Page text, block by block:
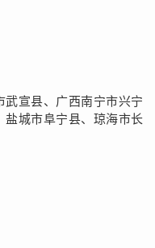
宣县、广西南宁市兴宁
盐城市阜宁县、琼海市长